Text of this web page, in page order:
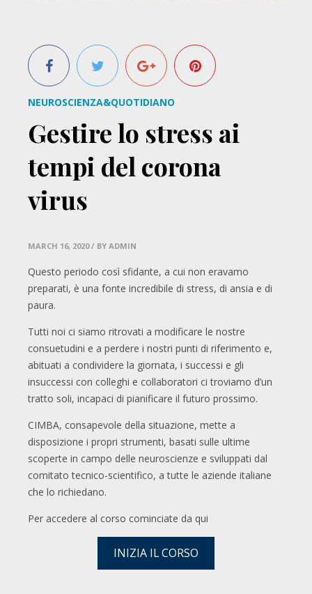
NEUROSCIENZA&QUOTIDIANO
Gestire lo stress ai
tempi del corona
virus
MARCH 16, 2020 / BY ADMIN
Questo periodo così sfidante, a cui non eravamo
preparati, è una fonte incredibile di stress, di ansia e di
paura.
Tutti noi ci siamo ritrovati a modificare le nostre
consuetudini e a perdere i nostri punti di riferimento e,
abituati a condividere la giornata, i successi e gli
insuccessi con colleghi e collaboratori ci troviamo d’un
tratto soli, incapaci di pianificare il futuro prossimo.
CIMBA, consapevole della situazione, mette a
disposizione i propri strumenti, basati sulle ultime
scoperte in campo delle neuroscienze e sviluppati dal
comitato tecnico-scientifico, a tutte le aziende italiane
che lo richiedano.
Per accedere al corso cominciate da qui
INIZIA IL CORSO